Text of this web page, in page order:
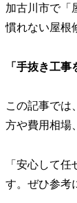
加古川市で「
慣れない屋根
「手抜き工
この記事では
方や費用相場
「安心して
す。ぜひ参考